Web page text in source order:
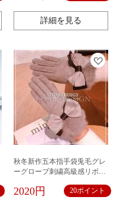
詳細を見る
秋冬新作五本指手袋兎毛グレ
ーグローブ刺繍高級感リボン
2020円 20ポイント